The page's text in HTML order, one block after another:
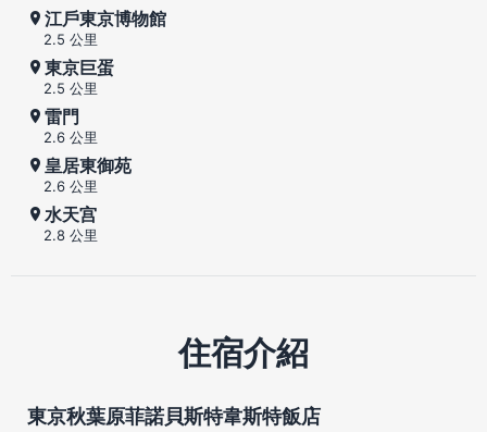
江戶東京博物館
2.5 公里
東京巨蛋
2.5 公里
雷門
2.6 公里
皇居東御苑
2.6 公里
水天宫
2.8 公里
住宿介紹
東京秋葉原菲諾貝斯特韋斯特飯店